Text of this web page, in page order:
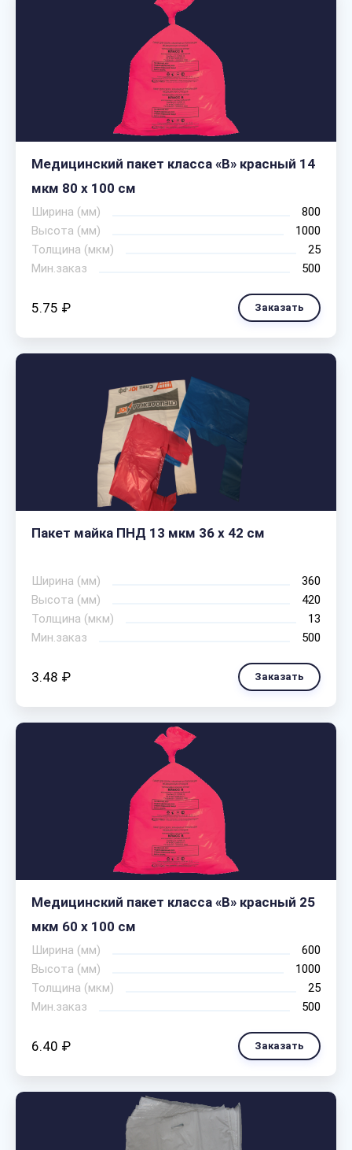
Медицинский пакет класса «В» красный 14
мкм 80 х 100 см
Ширина (мм)
800
Высота (мм)
1000
Толщина (мкм)
25
Мин.заказ
500
5.75 ₽ Заказать
Пакет майка ПНД 13 мкм 36 х 42 см
Ширина (мм)
360
Высота (мм)
420
Толщина (мкм)
13
Мин.заказ
500
3.48 ₽ Заказать
Медицинский пакет класса «В» красный 25
мкм 60 х 100 см
Ширина (мм)
600
Высота (мм)
1000
Толщина (мкм)
25
Мин.заказ
500
6.40 ₽ Заказать